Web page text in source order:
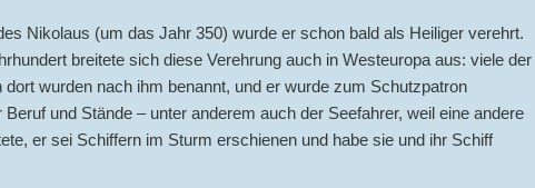
Nikolaus (um das Jahr 350) wurde er schon bald als Heiliger verehrt.
breitete sich diese Verehrung auch in Westeuropa aus: viele der
dort wurden nach ihm benannt, und er wurde zum Schutzpatron
und Stände – unter anderem auch der Seefahrer, weil eine andere
er sei Schiffern im Sturm erschienen und habe sie und ihr Schiff